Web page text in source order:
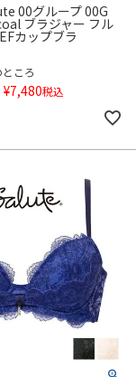
00グループ 00G
ブラジャー フル
カップブラ
ところ
¥7,480税込